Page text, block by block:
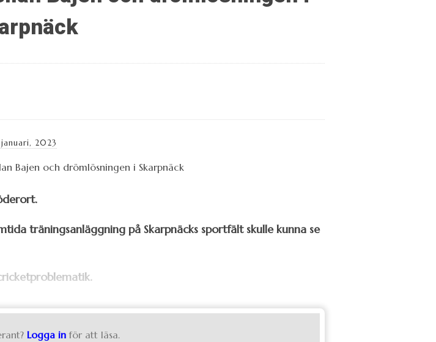
januari, 2023
träningsanläggning på Skarpnäcks sportfält skulle kunna se
Logga in för att läsa.